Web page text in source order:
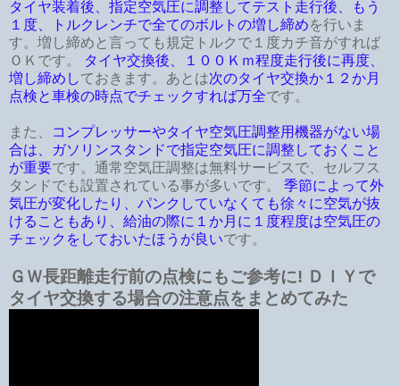
タイヤ装着後、指定空気圧に調整してテスト走行後、もう
１度、トルクレンチで全てのボルトの増し締めを行いま
す。増し締めと言っても規定トルクで１度カチ音がすれば
ＯＫです。
タイヤ交換後、１００Ｋｍ程度走行後に再度、
増し締めしておきます。あとは次のタイヤ交換か１２か月
点検と車検の時点でチェックすれば万全です。
また、
コンプレッサーやタイヤ空気圧調整用機器がない場
合は、ガソリンスタンドで指定空気圧に調整しておくこと
が重要です。通常空気圧調整は無料サービスで、セルフス
タンドでも設置されている事が多いです。 季節によって外
気圧が変化したり、パンクしていなくても徐々に空気が抜
けることもあり、給油の際に１か月に１度程度は空気圧の
チェックをしておいたほうが良いです。
ＧＷ長距離走行前の点検にもご参考に! ＤＩＹで
タイヤ交換する場合の注意点をまとめてみた